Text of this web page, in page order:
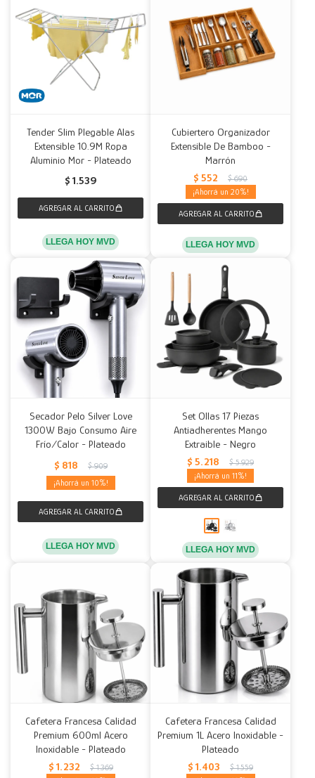
Tender Slim Plegable Alas
Extensible 10.9M Ropa
Aluminio Mor - Plateado
$ 1.539
LLEGA HOY MVD
Cubiertero Organizador
Extensible De Bamboo -
Marrón
$ 552 $ 690
20
LLEGA HOY MVD
Secador Pelo Silver Love
1300W Bajo Consumo Aire
Frío/Calor - Plateado
$ 818 $ 909
10
LLEGA HOY MVD
Set Ollas 17 Piezas
Antiadherentes Mango
Extraible - Negro
$ 5.218 $ 5.929
11
LLEGA HOY MVD
Cafetera Francesa Calidad
Premium 600ml Acero
Inoxidable - Plateado
$ 1.232 $ 1.369
Cafetera Francesa Calidad
Premium 1L Acero Inoxidable -
Plateado
$ 1.403 $ 1.559